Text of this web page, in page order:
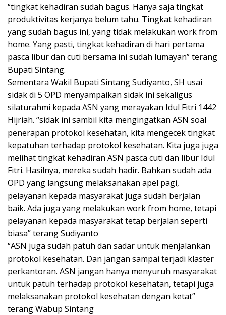
“tingkat kehadiran sudah bagus. Hanya saja tingkat
produktivitas kerjanya belum tahu. Tingkat kehadiran
yang sudah bagus ini, yang tidak melakukan work from
home. Yang pasti, tingkat kehadiran di hari pertama
pasca libur dan cuti bersama ini sudah lumayan” terang
Bupati Sintang.
Sementara Wakil Bupati Sintang Sudiyanto, SH usai
sidak di 5 OPD menyampaikan sidak ini sekaligus
silaturahmi kepada ASN yang merayakan Idul Fitri 1442
Hijriah. “sidak ini sambil kita mengingatkan ASN soal
penerapan protokol kesehatan, kita mengecek tingkat
kepatuhan terhadap protokol kesehatan. Kita juga juga
melihat tingkat kehadiran ASN pasca cuti dan libur Idul
Fitri. Hasilnya, mereka sudah hadir. Bahkan sudah ada
OPD yang langsung melaksanakan apel pagi,
pelayanan kepada masyarakat juga sudah berjalan
baik. Ada juga yang melakukan work from home, tetapi
pelayanan kepada masyarakat tetap berjalan seperti
biasa” terang Sudiyanto
“ASN juga sudah patuh dan sadar untuk menjalankan
protokol kesehatan. Dan jangan sampai terjadi klaster
perkantoran. ASN jangan hanya menyuruh masyarakat
untuk patuh terhadap protokol kesehatan, tetapi juga
melaksanakan protokol kesehatan dengan ketat”
terang Wabup Sintang